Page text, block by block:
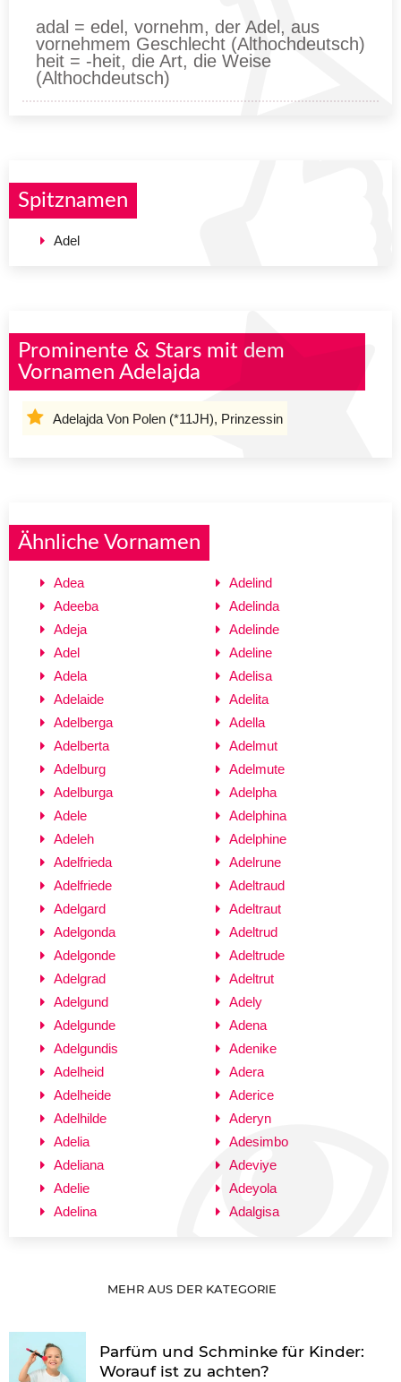
adal = edel, vornehm, der Adel, aus
vornehmem Geschlecht (Althochdeutsch)
heit = -heit, die Art, die Weise
(Althochdeutsch)
Spitznamen
Adel
Prominente & Stars mit dem
Vornamen Adelajda
Adelajda Von Polen (*11JH), Prinzessin
Ähnliche Vornamen
Adea
Adeeba
Adeja
Adel
Adela
Adelaide
Adelberga
Adelberta
Adelburg
Adelburga
Adele
Adeleh
Adelfrieda
Adelfriede
Adelgard
Adelgonda
Adelgonde
Adelgrad
Adelgund
Adelgunde
Adelgundis
Adelheid
Adelheide
Adelhilde
Adelia
Adeliana
Adelie
Adelina
Adelind
Adelinda
Adelinde
Adeline
Adelisa
Adelita
Adella
Adelmut
Adelmute
Adelpha
Adelphina
Adelphine
Adelrune
Adeltraud
Adeltraut
Adeltrud
Adeltrude
Adeltrut
Adely
Adena
Adenike
Adera
Aderice
Aderyn
Adesimbo
Adeviye
Adeyola
Adalgisa
MEHR AUS DER KATEGORIE
Parfüm und Schminke für Kinder:
Worauf ist zu achten?